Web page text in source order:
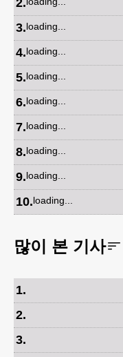
2.
3.loading...
4.loading...
5.loading...
6.loading...
7.loading...
8.loading...
9.loading...
10.loading...
많이 본 기사
1.
2.
3.